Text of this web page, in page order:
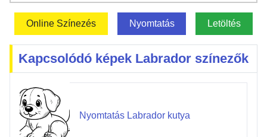
Online Színezés Nyomtatás Letöltés
Kapcsolódó képek Labrador színezők
Nyomtatás Labrador kutya